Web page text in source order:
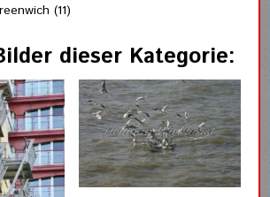
(11)
dieser Kategorie: